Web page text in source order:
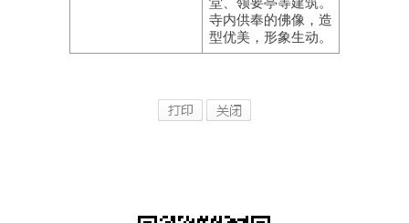
寺内供奉的佛像，造
型优美，形象生动。